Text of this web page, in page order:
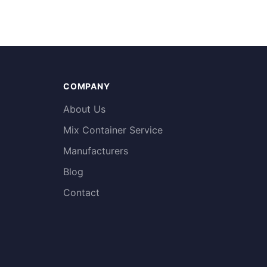
COMPANY
About Us
Mix Container Service
Manufacturers
Blog
Contact